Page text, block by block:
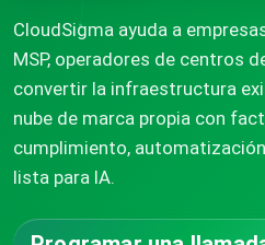
CloudSigma ayuda a
MSP, operadores de centros
convertir la infraestructura
nube de marca propia con
cumplimiento,
lista para IA.